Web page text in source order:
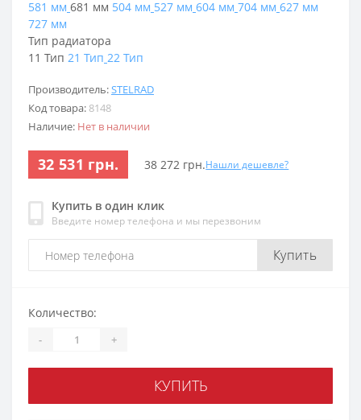
Производитель:STELRAD
Код товара: 8148
Наличие: Нет в наличии
32 531 грн. 38 272 грн.Нашли дешевле?
Купить в один клик
Введите номер телефона и мы перезвоним
Купить
581 мм 681 мм 504 мм 527 мм 604 мм 704 мм 627 мм
727 мм
Тип радиатора
11 Тип 21 Тип 22 Тип
Количество:
- +
КУПИТЬ